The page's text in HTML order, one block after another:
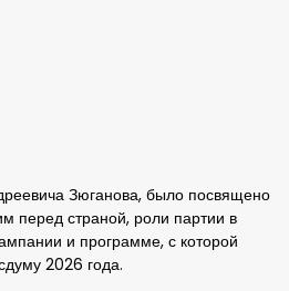
Зюганова, было посвящено
перед страной, роли партии в
и программе, с которой
2026 года.